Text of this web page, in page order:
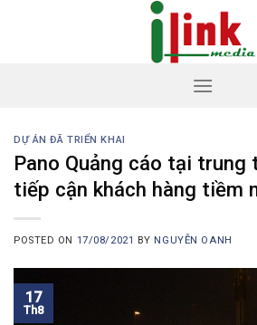
DỰ ÁN ĐÃ TRIỂN KHAI
Pano Quảng cáo tại
tiếp cận khách hàng tiềm
POSTED ON 17/08/2021 BY NGUYỄN OANH
17
Th8